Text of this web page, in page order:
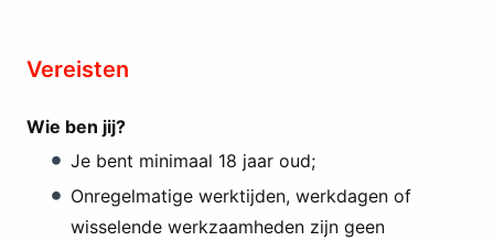
Vereisten
Wie ben jij?
Je bent minimaal 18 jaar oud;
Onregelmatige werktijden, werkdagen of
wisselende werkzaamheden zijn geen